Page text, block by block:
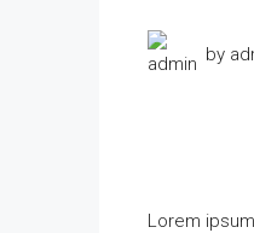
by
Lorem